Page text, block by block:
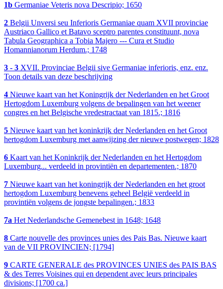
1b Germaniae Veteris nova Descripio; 1650
2 Belgii Unversi seu Inferioris Germaniae quam XVII provinciae
Austriaco Gallico et Batavo sceptro parentes constituunt, nova
Tabula Geographica a Tobia Majero --- Cura et Studio
Homannianorum Herdum.; 1748
3 - 3 XVII. Provinciae Belgii sive Germaniae inferioris, enz. enz.
Toon details van deze beschrijving
4 Nieuwe kaart van het Koningrijk der Nederlanden en het Groot
Hertogdom Luxemburg volgens de bepalingen van het weener
congres en het Belgische vredestractaat van 1815.; 1816
5 Nieuwe kaart van het koninkrijk der Nederlanden en het Groot
hertogdom Luxemburg met aanwijzing der nieuwe postwegen; 1828
6 Kaart van het Koninkrijk der Nederlanden en het Hertogdom
Luxemburg... verdeeld in provintiën en departementen.; 1870
7 Nieuwe kaart van het koningrijk der Nederlanden en het groot
hertogdom Luxemburg benevens geheel België verdeeld in
provintiën volgens de jongste bepalingen.; 1833
7a Het Nederlandsche Gemenebest in 1648; 1648
8 Carte nouvelle des provinces unies des Pais Bas. Nieuwe kaart
van de VII PROVINCIEN; [1794]
9 CARTE GENERALE des PROVINCES UNIES des PAIS BAS
& des Terres Voisines qui en dependent avec leurs principales
divisions; [1700 ca.]